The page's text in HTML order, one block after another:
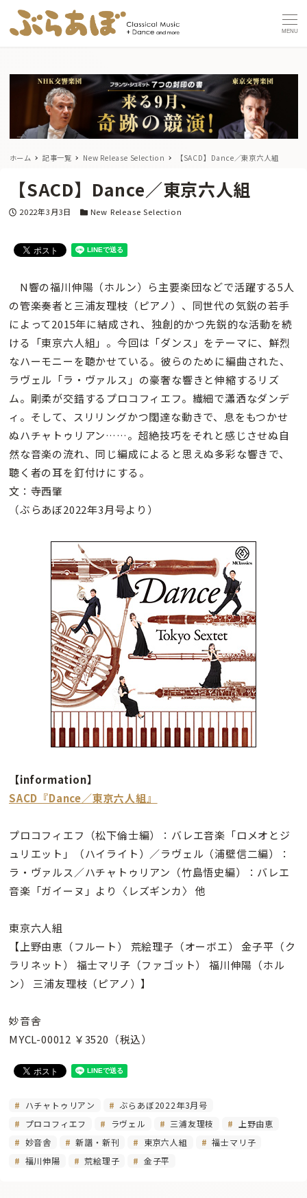
MENU
ホーム 記事一覧 New Release Selection 【SACD】Dance／東京六人組
【SACD】Dance／東京六人組
投稿日
2022年3月3日 カテゴリー
New Release Selection
N響の福川伸陽（ホルン）ら主要楽団などで活躍する5人
の管楽奏者と三浦友理枝（ピアノ）、同世代の気鋭の若手
によって2015年に結成され、独創的かつ先鋭的な活動を続
ける「東京六人組」。今回は「ダンス」をテーマに、鮮烈
なハーモニーを聴かせている。彼らのために編曲された、
ラヴェル「ラ・ヴァルス」の豪奢な響きと伸縮するリズ
ム。剛柔が交錯するプロコフィエフ。繊細で瀟洒なダンデ
ィ。そして、スリリングかつ闊達な動きで、息をもつかせ
ぬハチャトゥリアン……。超絶技巧をそれと感じさせぬ自
然な音楽の流れ、同じ編成によると思えぬ多彩な響きで、
聴く者の耳を釘付けにする。
文：寺西肇
（ぶらあぼ2022年3月号より）
【information】
SACD『Dance／東京六人組』
プロコフィエフ（松下倫士編）：バレエ音楽「ロメオとジ
ュリエット」（ハイライト）／ラヴェル（浦壁信二編）：
ラ・ヴァルス／ハチャトゥリアン（竹島悟史編）：バレエ
音楽「ガイーヌ」より〈レズギンカ〉 他
東京六人組
【上野由恵（フルート） 荒絵理子（オーボエ） 金子平（ク
ラリネット） 福士マリ子（ファゴット） 福川伸陽（ホル
ン） 三浦友理枝（ピアノ）】
妙音舎
MYCL-00012 ￥3520（税込）
ハチャトゥリアン
ぶらあぼ2022年3月号
プロコフィエフ
ラヴェル 三浦友理枝
上野由恵
妙音舎
新譜・新刊 東京六人組
福士マリ子
福川伸陽
荒絵理子 金子平